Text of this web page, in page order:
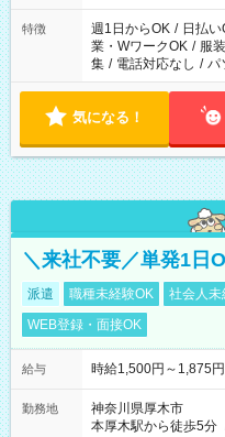
特徴 週1日からOK / 日払い
業・WワークOK / 服
集 / 電話対応なし / パ
気になる！
＼来社不要／単発1日
派遣 職種未経験OK 社会人未
WEB登録・面接OK
給与 時給1,500円～1,875円
勤務地
神奈川県厚木市
本厚木駅から徒歩5分